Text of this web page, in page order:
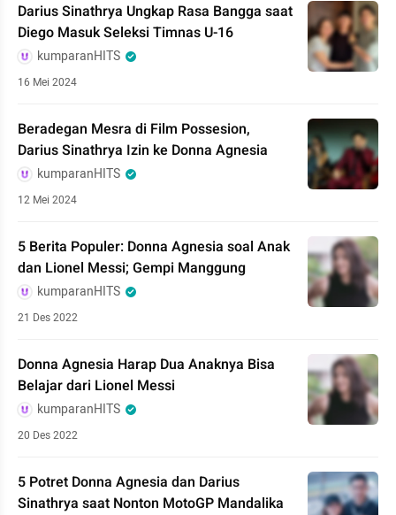
Darius Sinathrya Ungkap Rasa Bangga saat
Diego Masuk Seleksi Timnas U-16
kumparanHITS
16 Mei 2024
Beradegan Mesra di Film Possesion,
Darius Sinathrya Izin ke Donna Agnesia
kumparanHITS
12 Mei 2024
5 Berita Populer: Donna Agnesia soal Anak
dan Lionel Messi; Gempi Manggung
kumparanHITS
21 Des 2022
Donna Agnesia Harap Dua Anaknya Bisa
Belajar dari Lionel Messi
kumparanHITS
20 Des 2022
5 Potret Donna Agnesia dan Darius
Sinathrya saat Nonton MotoGP Mandalika